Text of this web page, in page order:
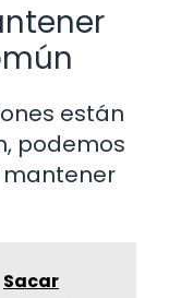
están
podemos
mantener
Sacar